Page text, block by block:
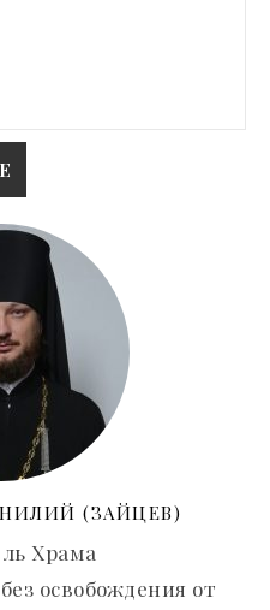
(ЗАЙЦЕВ)
Храма
освобождения от